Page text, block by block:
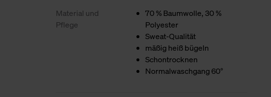
Material und
Pflege
70 % Baumwolle, 30 %
Polyester
Sweat-Qualität
mäßig heiß bügeln
Schontrocknen
Normalwaschgang 60°